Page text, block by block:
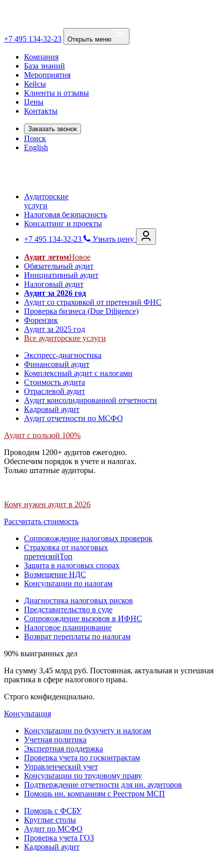
+7 495 134-32-23 Открыть меню
Компания
База знаний
Мероприятия
Кейсы
Клиенты и отзывы
Цены
Контакты
Заказать звонок
Поиск
English
Аудиторские
услуги
Налоговая безопасность
Консалтинг и проекты
+7 495 134-32-23
Узнать цену
Аудит летомНовое
Обязательный аудит
Инициативный аудит
Налоговый аудит
Аудит за 2026 год
Аудит со страховкой от претензий ФНС
Проверка бизнеса (Due Diligence)
Форензик
Аудит за 2025 год
Все аудиторские услуги
Экспресс-диагностика
Финансовый аудит
Комплексный аудит с налогами
Стоимость аудита
Отраслевой аудит
Аудит консолидированной отчетности
Кадровый аудит
Аудит отчетности по МСФО
Аудит с пользой 100%
Проводим 1200+ аудитов ежегодно.
Обеспечим порядок в учете и налогах.
Только штатные аудиторы.
Кому нужен аудит в 2026
Рассчитать стоимость
Сопровождение налоговых проверок
Страховка от налоговых
претензийТоп
Защита в налоговых спорах
Возмещение НДС
Консультации по налогам
Диагностика налоговых рисков
Представительство в суде
Сопровождение вызовов в ИФНС
Налоговое планирование
Возврат переплаты по налогам
90% выигранных дел
На сумму 3,45 млрд руб. Постоянная, актуальная и успешная
практика в сфере налогового права.
Строго конфиденциально.
Консультация
Консультации по бухучету и налогам
Учетная политика
Экспертная поддержка
Проверка учета по госконтрактам
Управленческий учет
Консультации по трудовому праву
Подтверждение отчетности для ин. аудиторов
Помощь ин. компаниям с Реестром МСП
Помощь с ФСБУ
Круглые столы
Аудит по МСФО
Проверка учета ГОЗ
Кадровый аудит